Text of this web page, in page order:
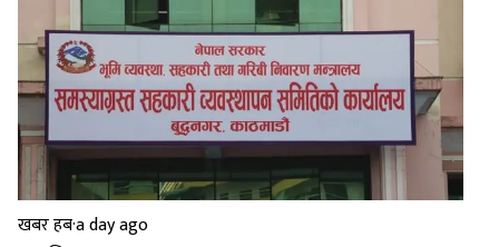
खबर हब·a day ago